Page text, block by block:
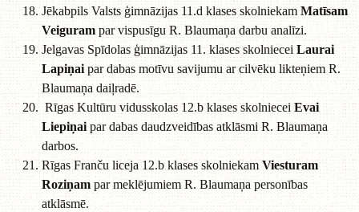
Jēkabpils Valsts ģimnāzijas 11.d klases skolniekamMatīsam
Veigurampar vispusīgu R. Blaumaņa darbu analīzi.
Jelgavas Spīdolas ģimnāzijas 11. klases skolnieceiLaurai
Lapiņaipar dabas motīvu savijumu ar cilvēku likteņiem R.
Blaumaņa daiļradē.
Rīgas Kultūru vidusskolas 12.b klases skolnieceiEvai
Liepiņaipar dabas daudzveidības atklāsmi R. Blaumaņa
darbos.
Rīgas Franču liceja 12.b klases skolniekamViesturam
Roziņampar meklējumiem R. Blaumaņa personības
atklāsmē.